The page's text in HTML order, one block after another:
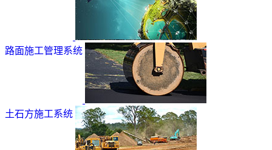
路面施工管理系统
土石方施工系统